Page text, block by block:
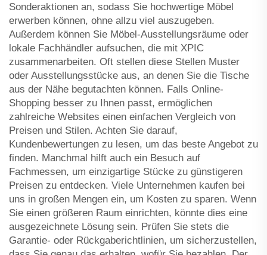
Sonderaktionen an, sodass Sie hochwertige Möbel
erwerben können, ohne allzu viel auszugeben.
Außerdem können Sie Möbel-Ausstellungsräume oder
lokale Fachhändler aufsuchen, die mit XPIC
zusammenarbeiten. Oft stellen diese Stellen Muster
oder Ausstellungsstücke aus, an denen Sie die Tische
aus der Nähe begutachten können. Falls Online-
Shopping besser zu Ihnen passt, ermöglichen
zahlreiche Websites einen einfachen Vergleich von
Preisen und Stilen. Achten Sie darauf,
Kundenbewertungen zu lesen, um das beste Angebot zu
finden. Manchmal hilft auch ein Besuch auf
Fachmessen, um einzigartige Stücke zu günstigeren
Preisen zu entdecken. Viele Unternehmen kaufen bei
uns in großen Mengen ein, um Kosten zu sparen. Wenn
Sie einen größeren Raum einrichten, könnte dies eine
ausgezeichnete Lösung sein. Prüfen Sie stets die
Garantie- oder Rückgaberichtlinien, um sicherzustellen,